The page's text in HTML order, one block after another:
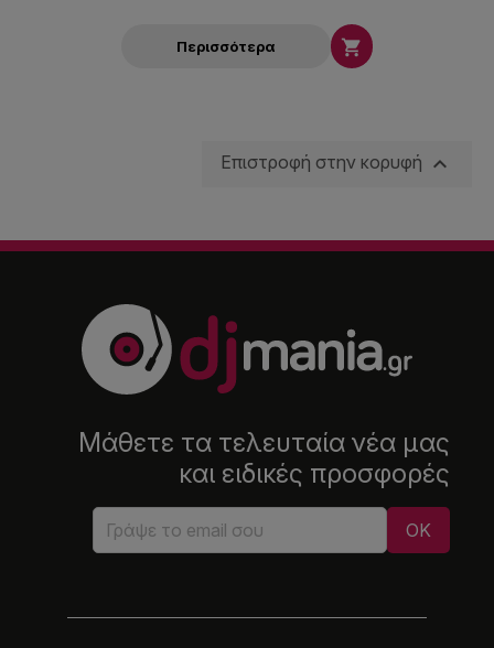
Περισσότερα 
Επιστροφή στην κορυφή 
Μάθετε τα τελευταία νέα μας
και ειδικές προσφορές